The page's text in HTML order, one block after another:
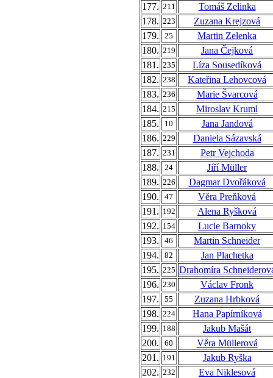
177. 211
Tomáš Zelinka
178. 223
Zuzana Krejzová
179.
25
Martin Zelenka
180. 219
Jana Čejková
181. 235
Líza Sousedíková
182. 238
Kateřina Lehovcová
183. 236
Marie Švarcová
184. 215
Miroslav Kruml
185.
10
Jana Jandová
186. 229
Daniela Sázavská
187. 231
Petr Vejchoda
188.
24
Jiří Müller
189. 226
Dagmar Dvořáková
190.
47
Věra Preňková
191. 192
Alena Ryšková
192. 154
Lucie Barnoky
193.
46
Martin Schneider
194.
82
Jan Plachetka
195. 225 Drahomíra
196. 230
Václav Fronk
197.
55
Zuzana Hrbková
198. 224
Hana Papírníková
199. 188
Jakub Mašát
200.
60
Věra Müllerová
201. 191
Jakub Ryška
202. 232
Eva Niklesová